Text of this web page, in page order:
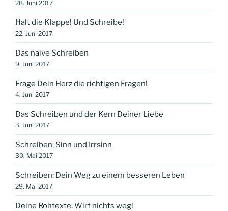
28. Juni 2017
Halt die Klappe! Und Schreibe!
22. Juni 2017
Das naive Schreiben
9. Juni 2017
Frage Dein Herz die richtigen Fragen!
4. Juni 2017
Das Schreiben und der Kern Deiner Liebe
3. Juni 2017
Schreiben, Sinn und Irrsinn
30. Mai 2017
Schreiben: Dein Weg zu einem besseren Leben
29. Mai 2017
Deine Rohtexte: Wirf nichts weg!